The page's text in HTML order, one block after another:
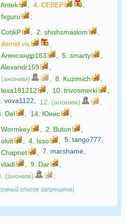
Antek 4. CEBEP
fxguru
;
CotikP 2. shishsmaslom
demid.vic
Александр163 5. smarty
Alexandr159
8. Kuzimich
lexa181212 10. trivosmerki
vova1122 12. (аноним)
Del 14. Юнис
;
Wormkey 2. Buton
olvit 4. Isso 5. tango777
Chapnet 7. marshame
vladi 9. Dar
(аноним)
;
список запрещена)